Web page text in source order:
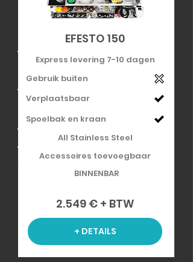
EFESTO 150
Gebruik buiten
Verplaatsbaar
Express levering 7-10 dagen
Spoelbak en kraan
All Stainless Steel
Accessoires toevoegbaar
BINNENBAR
2.549 € + BTW
+ DETAILS